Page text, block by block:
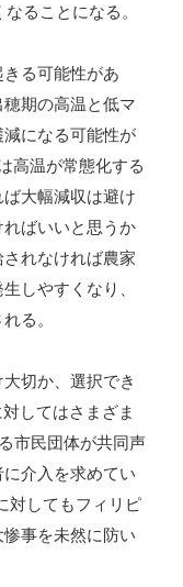
ることになる。
る可能性があ
期の高温と低マ
になる可能性が
高温が常態化する
大幅減収は避け
ばいいと思うか
れなければ農家
しやすくなり、
る。
切か、選択でき
してはさまざま
市民団体が共同声
介入を求めてい
対してもフィリピ
事を未然に防い